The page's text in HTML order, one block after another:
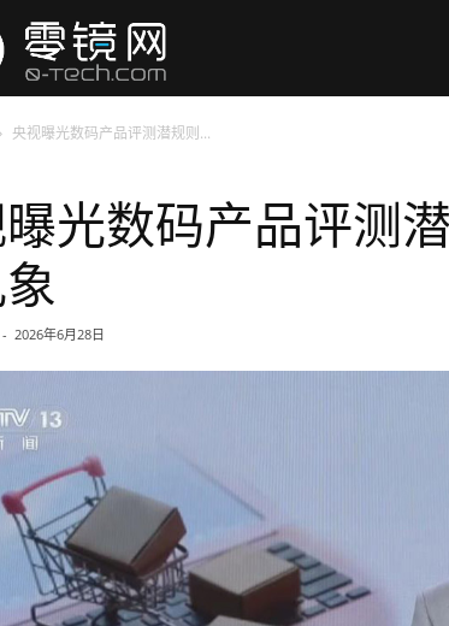
镜
网
央视曝光数码产品评测潜规则...
光数码产品评测
- 2026年6月28日